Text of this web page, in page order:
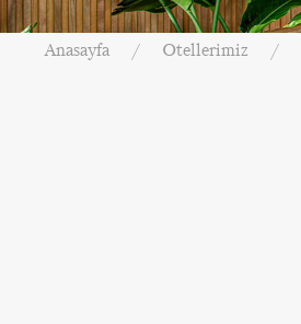
Anasayfa Otellerimiz